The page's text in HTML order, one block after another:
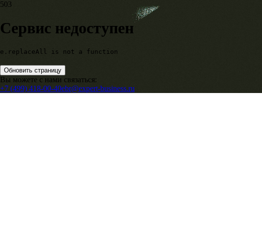
503
Сервис недоступен
e.replaceAll is not a function
Обновить страницу
Вы можете с нами связаться:
+7 (499) 418-00-40ebr@expert-business.ru